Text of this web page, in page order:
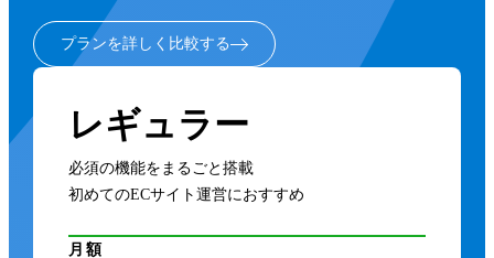
プランを詳しく比較する
レギュラー
必須の機能をまるごと搭載
初めてのECサイト運営におすすめ
月額